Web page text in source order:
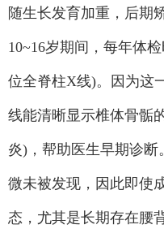
随生长发育加重，后期
10~16岁期间，每年体
位全脊柱X线)。因为这
线能清晰显示椎体骨骺
炎)，帮助医生早期诊
微未被发现，因此即使
态，尤其是长期存在腰